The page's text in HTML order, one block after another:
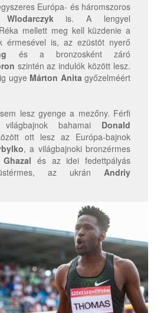
Európa- és háromszoros
is. A lengyel
mellett meg kell küzdenie a
érmesével is, az ezüstöt nyerő
és a bronzosként záró
szintén az indulók között lesz.
ugye Márton Anita győzelméért
lesz gyenge a mezőny. Férfi
bahamai Donald
ott lesz az Európa-bajnok
, a világbajnoki bronzérmes
és az idei fedettpályás
az ukrán Andriy